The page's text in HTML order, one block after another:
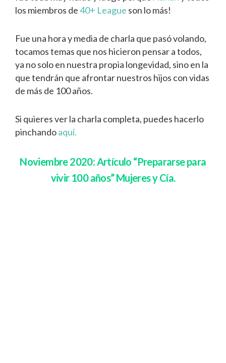
los miembros de40+ League son lo más!
Fue una hora y media de charla que pasó volando,
tocamos temas que nos hicieron pensar a todos,
ya no solo en nuestra propia longevidad, sino en la
que tendrán que afrontar nuestros hijos con vidas
de más de 100 años.
Si quieres ver la charla completa, puedes hacerlo
pinchandoaquí.
Noviembre 2020: Artículo “Prepararse para
vivir 100 años” Mujeres y Cía.